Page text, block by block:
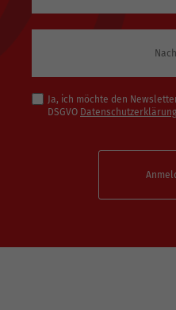
Ja, ich möchte den
DSGVO Datenschutzerklärung